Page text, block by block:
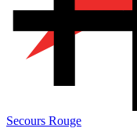
Secours Rouge